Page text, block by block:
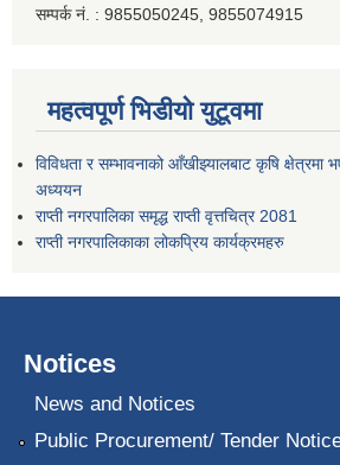
सम्पर्क नं. : 9855050245, 9855074915
महत्वपूर्ण भिडीयो युटूवमा
विविधता र सम्भावनाको आँखीझ्यालबाट कृषि क्षेत्रमा
अध्ययन
राप्ती नगरपालिका समृद्ध राप्ती वृत्तचित्र 2081
राप्ती नगरपालिकाका लोकप्रिय कार्यक्रमहरु
Notices
News and Notices
Public Procurement/ Tender